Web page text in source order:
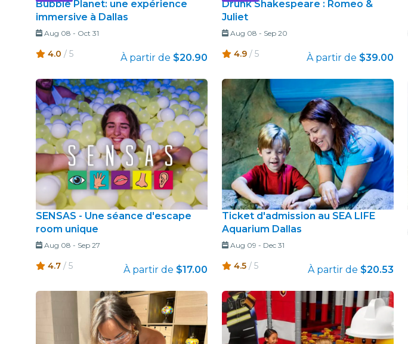
Bubble Planet: une expérience
immersive à Dallas
Aug 08 - Oct 31
4.0 / 5 À partir de $20.90
Drunk Shakespeare : Romeo &
Juliet
Aug 08 - Sep 20
4.9 / 5 À partir de $39.00
SENSAS - Une séance d'escape
room unique
Aug 08 - Sep 27
4.7 / 5 À partir de $17.00
Ticket d'admission au SEA LIFE
Aquarium Dallas
Aug 09 - Dec 31
4.5 / 5 À partir de $20.53